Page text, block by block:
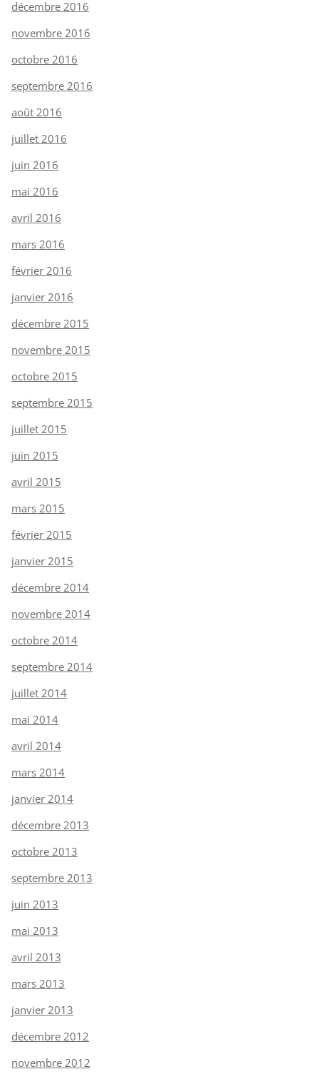
décembre 2016
novembre 2016
octobre 2016
septembre 2016
août 2016
juillet 2016
juin 2016
mai 2016
avril 2016
mars 2016
février 2016
janvier 2016
décembre 2015
novembre 2015
octobre 2015
septembre 2015
juillet 2015
juin 2015
avril 2015
mars 2015
février 2015
janvier 2015
décembre 2014
novembre 2014
octobre 2014
septembre 2014
juillet 2014
mai 2014
avril 2014
mars 2014
janvier 2014
décembre 2013
octobre 2013
septembre 2013
juin 2013
mai 2013
avril 2013
mars 2013
janvier 2013
décembre 2012
novembre 2012